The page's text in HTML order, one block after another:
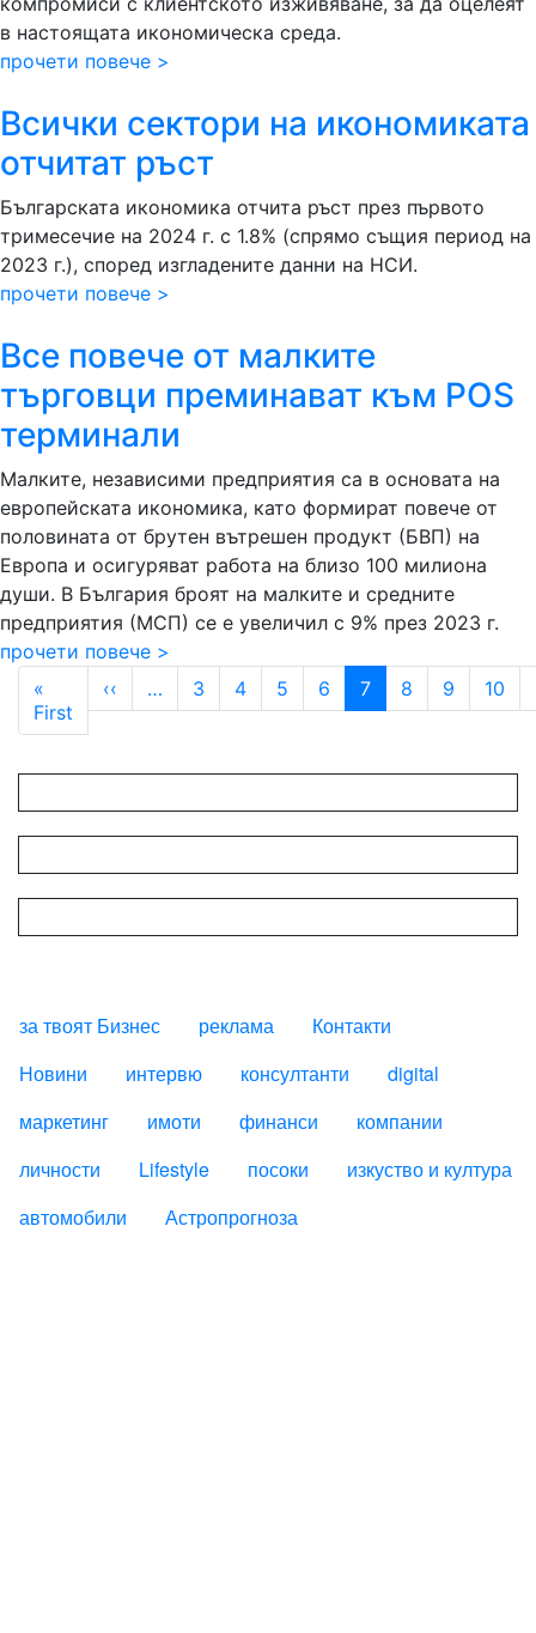
в настоящата икономическа среда.
прочети повече >
Всички сектори на икономиката
отчитат ръст
Българската икономика отчита ръст през първото
тримесечие на 2024 г. с 1.8% (спрямо същия период на
2023 г.), според изгладените данни на НСИ.
прочети повече >
Все повече от малките
търговци преминават към POS
терминали
Малките, независими предприятия са в основата на
европейската икономика, като формират повече от
половината от брутен вътрешен продукт (БВП) на
Европа и осигуряват работа на близо 100 милиона
души. В България броят на малките и средните
предприятия (МСП) се е увеличил с 9% през 2023 г.
прочети повече >
Pagination
«
First First page
‹‹ Previous page
… 3 4 5 6 7 8 9 10
за твоят Бизнес реклама
Контакти
FOOTER_STATII
Новини интервю консултанти
digital
маркетинг
имоти финанси
компании
личности
Lifestyle посоки
изкуство и култура
автомобили
Астропрогноза